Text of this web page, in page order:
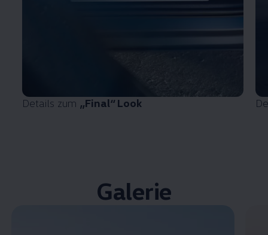
Details zum „Final“ Look
Galerie